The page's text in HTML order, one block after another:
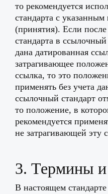
то рекомендуется
стандарта с
(принятия). Если
стандарта в
дана датированная
затрагивающее
ссылка, то это
применять без учета
ссылочный стандарт
то положение, в
рекомендуется
не затрагивающей эту
3. Термины и
В настоящем